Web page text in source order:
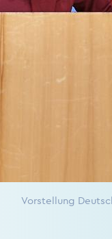
Vorstellung